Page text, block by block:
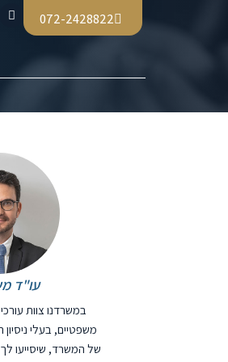
072-2428822
עו"ד
במשרדנו צוות
משפטיים, בעלי
של המשרד, שיסייעו